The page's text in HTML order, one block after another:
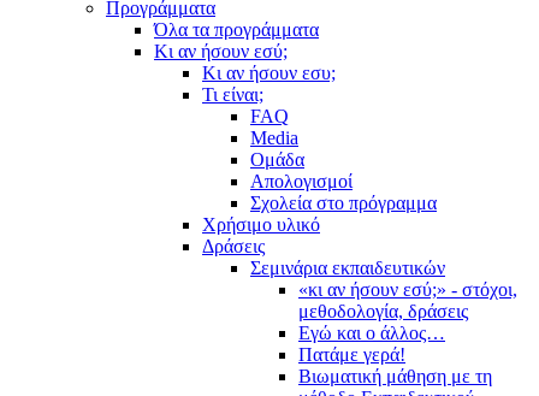
Προγράμματα
Όλα τα προγράμματα
Κι αν ήσουν εσύ;
Κι αν ήσουν εσυ;
Τι είναι;
FAQ
Media
Ομάδα
Απολογισμοί
Σχολεία στο πρόγραμμα
Χρήσιμο υλικό
Δράσεις
Σεμινάρια εκπαιδευτικών
«κι αν ήσουν εσύ;» - στόχοι,
μεθοδολογία, δράσεις
Εγώ και ο άλλος…
Πατάμε γερά!
Βιωματική μάθηση με τη